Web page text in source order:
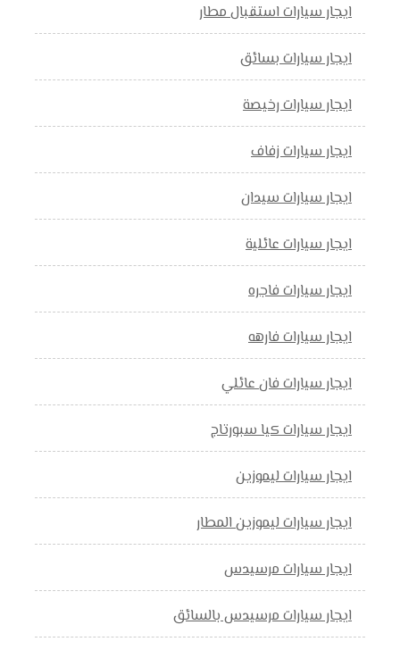
ايجار سيارات استقبال مطار
ايجار سيارات بسائق
ايجار سيارات رخيصة
ايجار سيارات زفاف
ايجار سيارات سيدان
ايجار سيارات عائلية
ايجار سيارات فاجره
ايجار سيارات فارهه
ايجار سيارات فان عائلي
ايجار سيارات كيا سبورتاج
ايجار سيارات ليموزين
ايجار سيارات ليموزين المطار
ايجار سيارات مرسيدس
ايجار سيارات مرسيدس بالسائق